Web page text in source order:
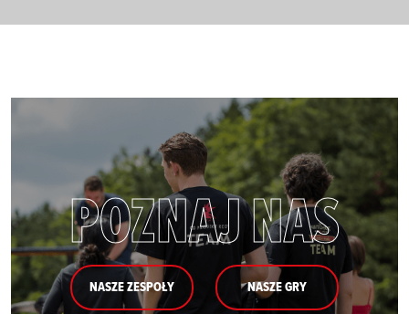
POZNAJ NAS
NASZE ZESPOŁY NASZE GRY